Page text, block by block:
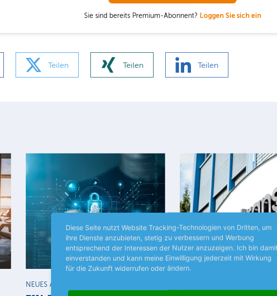
Sie sind bereits Premium-Abonnent? Loggen Sie sich ein
Teilen Teilen Teilen
NEUES AUS UNTERNEHMEN
Diese Seite nutzt Website Tracking-Technologien von Dritten, um
ihre Dienste anzubieten, stetig zu verbessern und Werbung
entsprechend der Interessen der Nutzer anzuzeigen. Ich bin
einverstanden und kann meine Einwilligung jederzeit mit Wirkung
für die Zukunft widerrufen oder ändern.